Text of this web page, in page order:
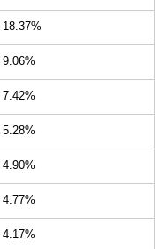
18.37%
9.06%
7.42%
5.28%
4.90%
4.77%
4.17%